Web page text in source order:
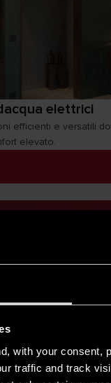
with your consent,
traffic and track
elettrici
efficienti e versatili
elevato.